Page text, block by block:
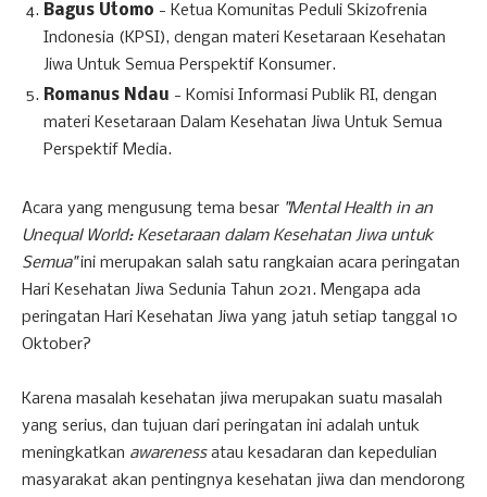
Bagus Utomo - Ketua Komunitas Peduli Skizofrenia
Indonesia (KPSI), dengan materi Kesetaraan Kesehatan
Jiwa Untuk Semua Perspektif Konsumer.
Romanus Ndau - Komisi Informasi Publik RI, dengan
materi Kesetaraan Dalam Kesehatan Jiwa Untuk Semua
Perspektif Media.
Acara yang mengusung tema besar "Mental Health in an
Unequal World: Kesetaraan dalam Kesehatan Jiwa untuk
Semua"ini merupakan salah satu rangkaian acara peringatan
Hari Kesehatan Jiwa Sedunia Tahun 2021. Mengapa ada
peringatan Hari Kesehatan Jiwa yang jatuh setiap tanggal 10
Oktober?
Karena masalah kesehatan jiwa merupakan suatu masalah
yang serius, dan tujuan dari peringatan ini adalah untuk
meningkatkan awarenessatau kesadaran dan kepedulian
masyarakat akan pentingnya kesehatan jiwa dan mendorong